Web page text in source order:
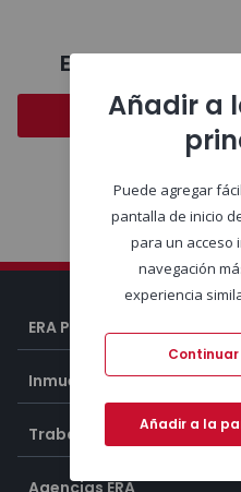
Encontra
ERA Portugal
Inmuebles
Trabaja con nosotros
Añadir a
Puede agregar
pantalla de inicio
para un acceso
navegación
experiencia
Añadir a la